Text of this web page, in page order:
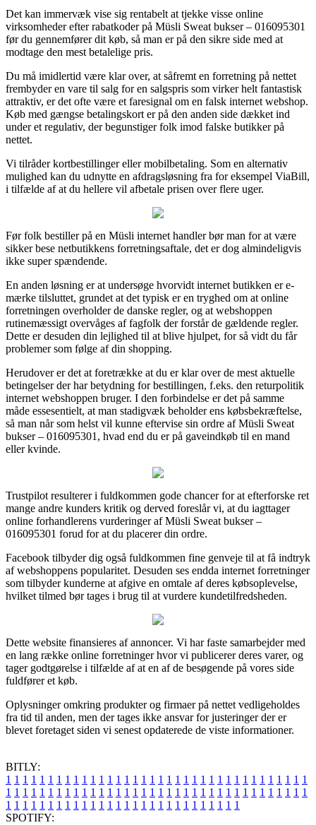
Det kan immervæk vise sig rentabelt at tjekke visse online
virksomheder efter rabatkoder på Müsli Sweat bukser – 016095301
før du gennemfører dit køb, så man er på den sikre side med at
modtage den mest betalelige pris.
Du må imidlertid være klar over, at såfremt en forretning på nettet
frembyder en vare til salg for en salgspris som virker helt fantastisk
attraktiv, er det ofte være et faresignal om en falsk internet webshop.
Køb med gængse betalingskort er på den anden side dækket ind
under et regulativ, der begunstiger folk imod falske butikker på
nettet.
Vi tilråder kortbestillinger eller mobilbetaling. Som en alternativ
mulighed kan du udnytte en afdragsløsning fra for eksempel ViaBill,
i tilfælde af at du hellere vil afbetale prisen over flere uger.
Før folk bestiller på en Müsli internet handler bør man for at være
sikker bese netbutikkens forretningsaftale, det er dog almindeligvis
ikke super spændende.
En anden løsning er at undersøge hvorvidt internet butikken er e-
mærke tilsluttet, grundet at det typisk er en tryghed om at online
forretningen overholder de danske regler, og at webshoppen
rutinemæssigt overvåges af fagfolk der forstår de gældende regler.
Dette er desuden din lejlighed til at blive hjulpet, for så vidt du får
problemer som følge af din shopping.
Herudover er det at foretrække at du er klar over de mest aktuelle
betingelser der har betydning for bestillingen, f.eks. den returpolitik
internet webshoppen bruger. I den forbindelse er det på samme
måde essesentielt, at man stadigvæk beholder ens købsbekræftelse,
så man når som helst vil kunne eftervise sin ordre af Müsli Sweat
bukser – 016095301, hvad end du er på gaveindkøb til en mand
eller kvinde.
Trustpilot resulterer i fuldkommen gode chancer for at efterforske ret
mange andre kunders kritik og derved foreslår vi, at du iagttager
online forhandlerens vurderinger af Müsli Sweat bukser –
016095301 forud for at du placerer din ordre.
Facebook tilbyder dig også fuldkommen fine genveje til at få indtryk
af webshoppens popularitet. Desuden ses endda internet forretninger
som tilbyder kunderne at afgive en omtale af deres købsoplevelse,
hvilket tilmed bør tages i brug til at vurdere kundetilfredsheden.
Dette website finansieres af annoncer. Vi har faste samarbejder med
en lang række online forretninger hvor vi publicerer deres varer, og
tager godtgørelse i tilfælde af at en af de besøgende på vores side
fuldfører et køb.
Oplysninger omkring produkter og firmaer på nettet vedligeholdes
fra tid til anden, men der tages ikke ansvar for justeringer der er
blevet foretaget siden vi senest opdaterede de viste informationer.
BITLY:
1 1 1 1 1 1 1 1 1 1 1 1 1 1 1 1 1 1 1 1 1 1 1 1 1 1 1 1 1 1 1 1 1 1 1 1
1 1 1 1 1 1 1 1 1 1 1 1 1 1 1 1 1 1 1 1 1 1 1 1 1 1 1 1 1 1 1 1 1 1 1 1
1 1 1 1 1 1 1 1 1 1 1 1 1 1 1 1 1 1 1 1 1 1 1 1 1 1 1 1
SPOTIFY: